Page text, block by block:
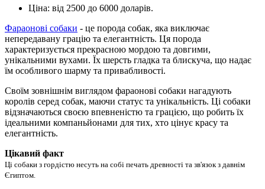
Ціна: від 2500 до 6000 доларів.
Фараонові собаки - це порода собак, яка виключає
непередавану грацію та елегантність. Ця порода
характеризується прекрасною мордою та довгими,
унікальними вухами. Їх шерсть гладка та блискуча, що надає
їм особливого шарму та привабливості.
Своїм зовнішнім виглядом фараонові собаки нагадують
королів серед собак, маючи статус та унікальність. Ці собаки
відзначаються своєю впевненістю та грацією, що робить їх
ідеальними компаньйонами для тих, хто цінує красу та
елегантність.
Цікавий факт
Ці собаки з гордістю несуть на собі печать древності та зв'язок з давнім
Єгиптом.